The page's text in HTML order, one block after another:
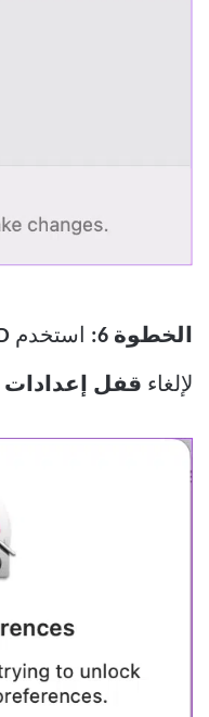
الخطوة 6: استخدم
لإلغاء قفل إعدادات